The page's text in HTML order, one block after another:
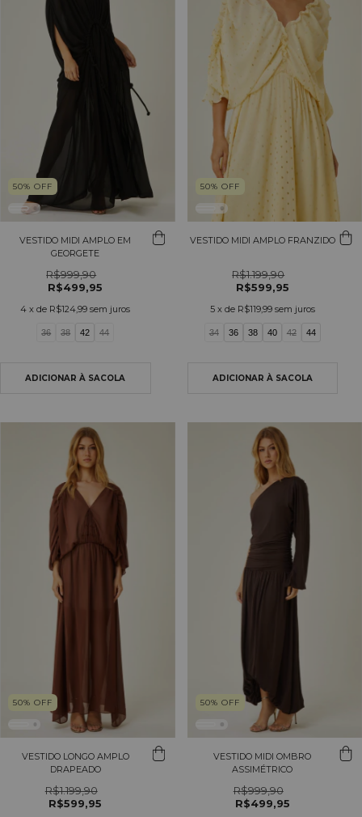
50% OFF
VESTIDO MIDI AMPLO EM
GEORGETE
R$999,90
R$499,95
4 x de R$124,99 sem juros
36 38 42 44
50% OFF
VESTIDO MIDI AMPLO FRANZIDO
R$1.199,90
R$599,95
5 x de R$119,99 sem juros
34 36 38 40 42 44
50% OFF
VESTIDO LONGO AMPLO
DRAPEADO
R$1.199,90
R$599,95
50% OFF
VESTIDO MIDI OMBRO
ASSIMÉTRICO
R$999,90
R$499,95